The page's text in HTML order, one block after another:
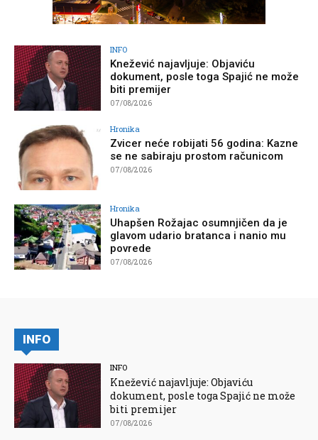
INFO
Knežević najavljuje: Objaviću
dokument, posle toga Spajić ne može
biti premijer
07/08/2026
Hronika
Zvicer neće robijati 56 godina: Kazne
se ne sabiraju prostom računicom
07/08/2026
Hronika
Uhapšen Rožajac osumnjičen da je
glavom udario bratanca i nanio mu
povrede
07/08/2026
INFO
INFO
Knežević najavljuje: Objaviću
dokument, posle toga Spajić ne može
biti premijer
07/08/2026